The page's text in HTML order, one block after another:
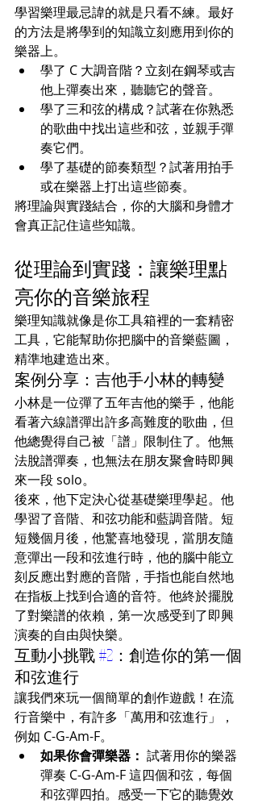
學習樂理最忌諱的就是只看不練。最好
的方法是將學到的知識立刻應用到你的
樂器上。
學了 C 大調音階？立刻在鋼琴或吉
他上彈奏出來，聽聽它的聲音。
學了三和弦的構成？試著在你熟悉
的歌曲中找出這些和弦，並親手彈
奏它們。
學了基礎的節奏類型？試著用拍手
或在樂器上打出這些節奏。
將理論與實踐結合，你的大腦和身體才
會真正記住這些知識。
從理論到實踐：讓樂理點
亮你的音樂旅程
樂理知識就像是你工具箱裡的一套精密
工具，它能幫助你把腦中的音樂藍圖，
精準地建造出來。
案例分享：吉他手小林的轉變
小林是一位彈了五年吉他的樂手，他能
看著六線譜彈出許多高難度的歌曲，但
他總覺得自己被「譜」限制住了。他無
法脫譜彈奏，也無法在朋友聚會時即興
來一段 solo。
後來，他下定決心從基礎樂理學起。他
學習了音階、和弦功能和藍調音階。短
短幾個月後，他驚喜地發現，當朋友隨
意彈出一段和弦進行時，他的腦中能立
刻反應出對應的音階，手指也能自然地
在指板上找到合適的音符。他終於擺脫
了對樂譜的依賴，第一次感受到了即興
演奏的自由與快樂。
互動小挑戰 #2 ：創造你的第一個
和弦進行
讓我們來玩一個簡單的創作遊戲！在流
行音樂中，有許多「萬用和弦進行」，
例如 C-G-Am-F。
如果你會彈樂器： 試著用你的樂器
彈奏 C-G-Am-F 這四個和弦，每個
和弦彈四拍。感受一下它的聽覺效